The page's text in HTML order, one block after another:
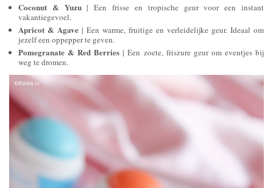
Coconut & Yuzu| Een frisse en tropische geur voor een instant
vakantiegevoel.
Apricot & Agave | Een warme, fruitige en verleidelijke geur. Ideaal om
jezelf een oppepper te geven.
Pomegranate & Red Berries | Een zoete, friszure geur om eventjes bij
weg te dromen.